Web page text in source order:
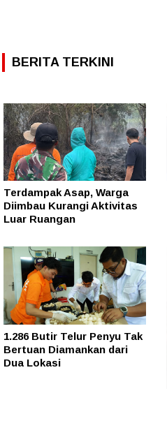
BERITA TERKINI
Terdampak Asap, Warga
Diimbau Kurangi Aktivitas
Luar Ruangan
1.286 Butir Telur Penyu Tak
Bertuan Diamankan dari
Dua Lokasi